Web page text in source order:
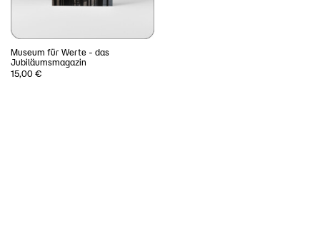
Museum für Werte - das
Jubiläumsmagazin
15,00 €